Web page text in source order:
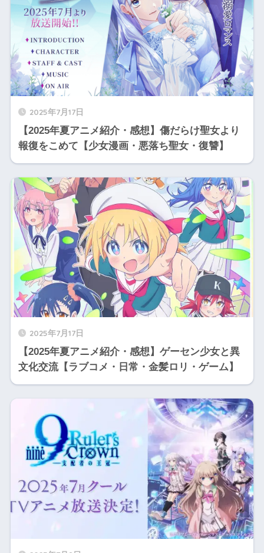
2025年7月17日
【2025年夏アニメ紹介・感想】傷だらけ聖女より
報復をこめて【少女漫画・悪落ち聖女・復讐】
2025年7月17日
【2025年夏アニメ紹介・感想】ゲーセン少女と異
文化交流【ラブコメ・日常・金髪ロリ・ゲーム】